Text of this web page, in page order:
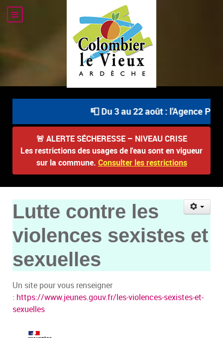
📮 Du 3 au 22 août : l'Agence
🚨 ALERTE SÉCHERESSE – NIVEAU CRISE
Les restrictions des usages de l'eau sont en vigueur
sur la commune. Consulter les restrictions
Lutte contre les
violences sexistes et
sexuelles
Un site pour vous renseigner
: https://www.jeunes.gouv.fr/les-violences-sexistes-et-
sexuelles